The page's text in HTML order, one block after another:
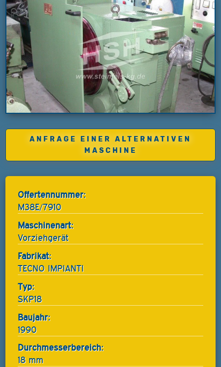
ANFRAGE EINER ALTERNATIVEN
MASCHINE
Offertennummer:
M38E/7910
Maschinenart:
Vorziehgerät
Fabrikat:
TECNO IMPIANTI
Typ:
SKP18
Baujahr:
1990
Durchmesserbereich:
18 mm